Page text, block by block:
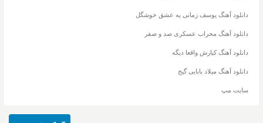
دانلود آهنگ یوسف زمانی یه عشق خوشگل
دانلود آهنگ محراب عسکری صد و صفر
دانلود آهنگ کیارش واقعا دیگه
دانلود آهنگ میلاد بابایی گیج
سایت مپ